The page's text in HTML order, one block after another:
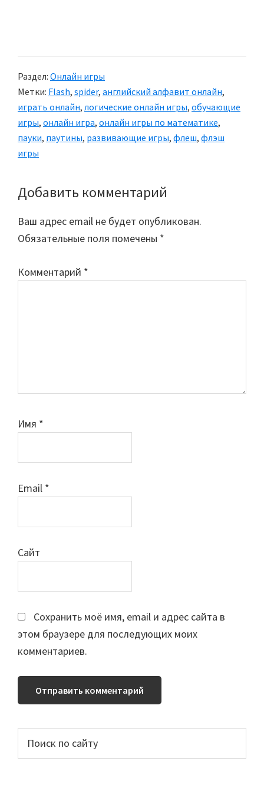
Раздел: Онлайн игры
Метки: Flash, spider, английский алфавит онлайн,
играть онлайн, логические онлайн игры, обучающие
игры, онлайн игра, онлайн игры по математике,
пауки, паутины, развивающие игры, флеш, флэш
игры
Reader
Interactions
Добавить комментарий
Ваш адрес email не будет опубликован.
Обязательные поля помечены *
Комментарий *
Имя *
Email *
Сайт
Сохранить моё имя, email и адрес сайта в
этом браузере для последующих моих
комментариев.
Основной
сайдбар